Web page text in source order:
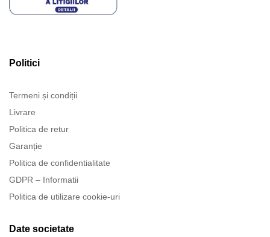
Politici
Termeni și condiții
Livrare
Politica de retur
Garanție
Politica de confidentialitate
GDPR – Informatii
Politica de utilizare cookie-uri
Date societate